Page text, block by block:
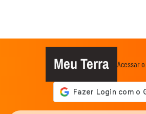
Meu Terra Acessar